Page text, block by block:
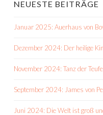
NEUESTE BEITRÄGE
Januar 2025: Auerhaus von
Dezember 2024: Der heilige
November 2024: Tanz der
September 2024: James von
Juni 2024: Die Welt ist groß